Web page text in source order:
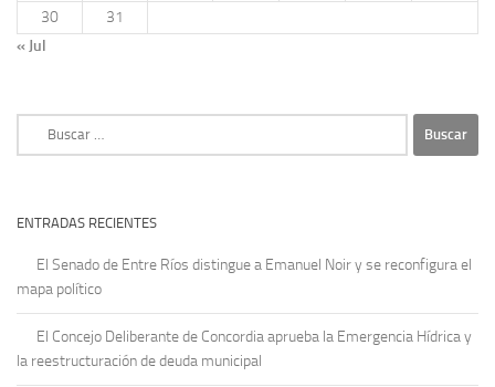
30
31
« Jul
ENTRADAS RECIENTES
El Senado de Entre Ríos distingue a Emanuel Noir y se reconfigura el
mapa político
El Concejo Deliberante de Concordia aprueba la Emergencia Hídrica y
la reestructuración de deuda municipal